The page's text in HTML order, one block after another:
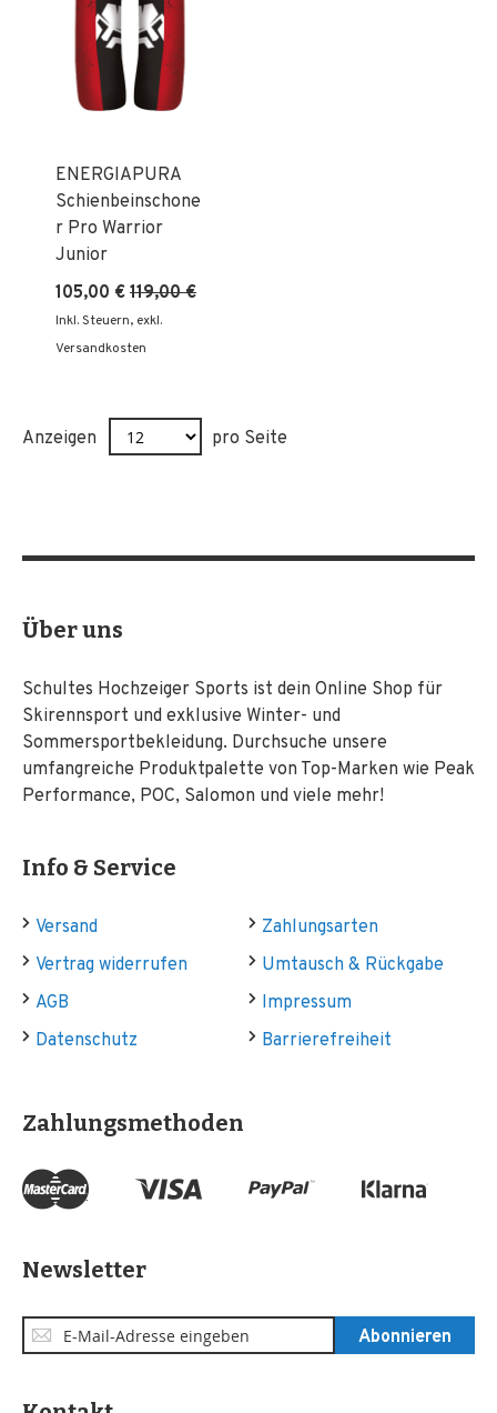
ENERGIAPURA
Schienbeinschone
r Pro Warrior
Junior
105,00 € 119,00 €
Inkl. Steuern, exkl.
Versandkosten
Anzeigen pro Seite
Über uns
Schultes Hochzeiger Sports ist dein Online Shop für
Skirennsport und exklusive Winter- und
Sommersportbekleidung. Durchsuche unsere
umfangreiche Produktpalette von Top-Marken wie Peak
Performance, POC, Salomon und viele mehr!
Info & Service
Versand
Zahlungsarten
Vertrag widerrufen
Umtausch & Rückgabe
AGB
Impressum
Datenschutz
Barrierefreiheit
Zahlungsmethoden
Newsletter
Anmeldung
zum
Abonnieren